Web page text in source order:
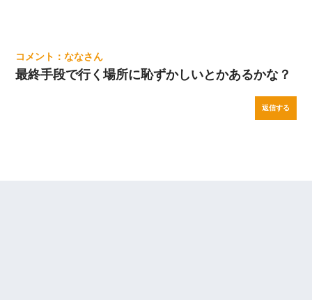
なな
最終手段で行く場所に恥ずかしいとかあるかな？
返信する